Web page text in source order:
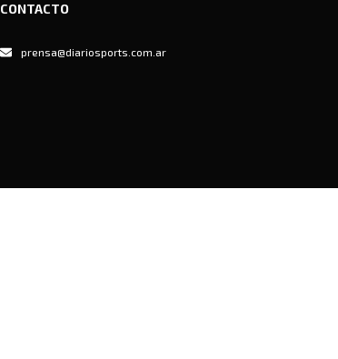
CONTACTO
prensa@diariosports.com.ar